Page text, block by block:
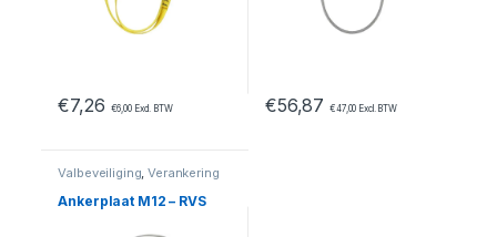
€7,26 €6,00Excl. BTW €56,87 €47,00 Excl. BTW
Valbeveiliging,Verankering
Ankerplaat M12 – RVS